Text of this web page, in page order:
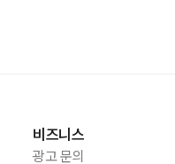
비즈니스
광고 문의